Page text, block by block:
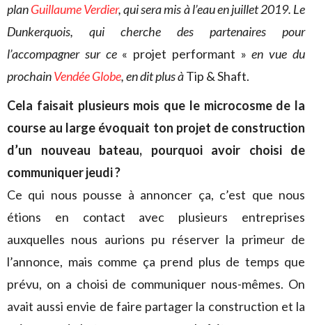
planGuillaume Verdier, qui sera mis à l’eau en juillet 2019. Le
Dunkerquois, qui cherche des partenaires pour
l’accompagner sur ce « projet performant » en vue du
prochainVendée Globe, en dit plus àTip & Shaft.
Cela faisait plusieurs mois que le microcosme de la
course au large évoquait ton projet de construction
d’un nouveau bateau, pourquoi avoir choisi de
communiquer jeudi ?
Ce qui nous pousse à annoncer ça, c’est que nous
étions en contact avec plusieurs entreprises
auxquelles nous aurions pu réserver la primeur de
l’annonce, mais comme ça prend plus de temps que
prévu, on a choisi de communiquer nous-mêmes. On
avait aussi envie de faire partager la construction et la